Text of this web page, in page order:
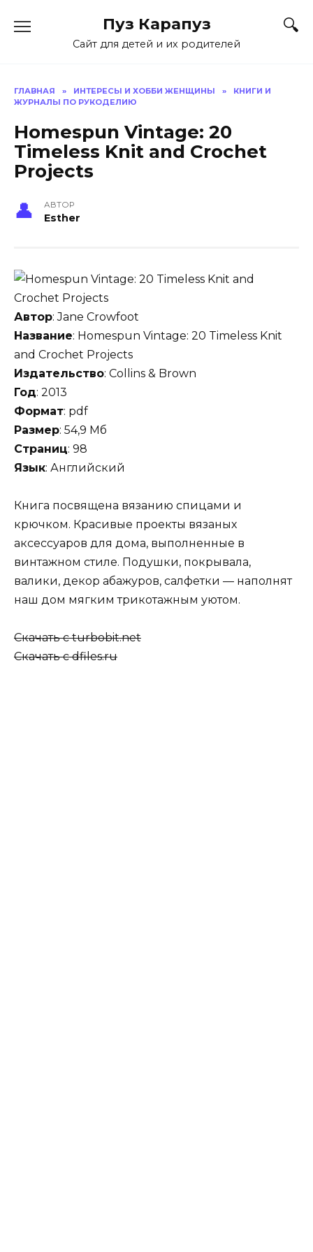
Пуз Карапуз
Сайт для детей и их родителей
ГЛАВНАЯ » ИНТЕРЕСЫ И ХОББИ ЖЕНЩИНЫ »
КНИГИ И
ЖУРНАЛЫ ПО РУКОДЕЛИЮ
Homespun Vintage: 20
Timeless Knit and Crochet
Projects
АВТОР
Esther
Автор: Jane Crowfoot
Название: Homespun Vintage: 20 Timeless Knit
and Crochet Projects
Издательство: Collins & Brown
Год: 2013
Формат: pdf
Размер: 54,9 Мб
Страниц: 98
Язык: Английский
Книга посвящена вязанию спицами и
крючком. Красивые проекты вязаных
аксессуаров для дома, выполненные в
винтажном стиле. Подушки, покрывала,
валики, декор абажуров, салфетки — наполнят
наш дом мягким трикотажным уютом.
Скачать с turbobit.net
Скачать с dfiles.ru